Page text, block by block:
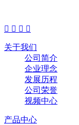
   
关于我们
公司简介
企业理念
发展历程
公司荣誉
视频中心
产品中心